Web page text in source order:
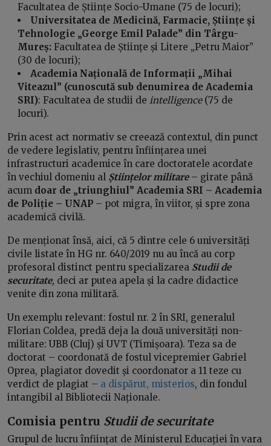
Facultatea de Științe Socio-Umane (75 de locuri);
Universitatea de Medicină, Farmacie, Științe și
Tehnologie „George Emil Palade” din Târgu-
Mureș: Facultatea de Științe și Litere „Petru Maior”
(30 de locuri);
Academia Națională de Informații „Mihai
Viteazul” (cunoscută sub denumirea de Academia
SRI): Facultatea de studii deintelligence(75 de
locuri).
Prin acest act normativ se creează contextul, din punct
de vedere legislativ, pentru înființarea unei
infrastructuri academice în care doctoratele acordate
în vechiul domeniu al Științelor militare– girate până
acum doar de „triunghiul” Academia SRI – Academia
de Poliție – UNAP – pot migra, în viitor, și spre zona
academică civilă.
De menționat însă, aici, că 5 dintre cele 6 universități
civile listate în HG nr. 640/2019 nu au încă au corp
profesoral distinct pentru specializarea Studii de
securitate, deci ar putea apela și la cadre didactice
venite din zona militară.
Un exemplu relevant: fostul nr. 2 în SRI, generalul
Florian Coldea, predă deja la două universități non-
militare: UBB (Cluj) și UVT (Timișoara). Teza sa de
doctorat – coordonată de fostul vicepremier Gabriel
Oprea, plagiator dovedit și coordonator a 11 teze cu
verdict de plagiat – a dispărut, misterios, din fondul
intangibil al Bibliotecii Naționale.
Comisia pentru Studii de securitate
Grupul de lucru înființat de Ministerul Educației în vara